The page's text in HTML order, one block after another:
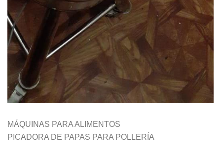
MÁQUINAS PARA ALIMENTOS
PICADORA DE PAPAS PARA POLLERÍA